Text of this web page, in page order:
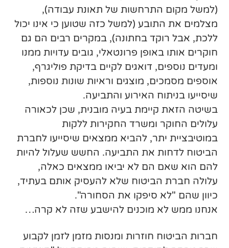
(למשל מקום התרחשות של תאונת עבודה),
מצלמים את התובע (למשל כזה שטוען כי אינו יכול
ללכת, אבל רוקד בחתונה), במקרים רבים הם גם
חוקרים אותו באופן פרונטאלי, גובים עדויות ממנו
ומעדים נוספים, דואגים לקיים בדיקת פוליגרף,
אוספים מסמכים, מוצגים וראיות שונות נוספות,
שיסייעו בניתוח האירוע והתביעה.
בשיטה הזאת קיימת בעיה מובנית, שכן לכאורה
עלולים החוקר ומשרד החקירות ללקות
במוטיבציית יתר, להביא ממצאים שיסייעו לחברת
הביטוח לדחות את התביעה. החשש שעלול להיות
להם הוא שאם הם לא יביאו ממצאים כאלה,
עלולה חברת הביטוח שלא להעסיק אותם בעתיד,
כיוון שהם "לא סיפקו את הסחורה".
אנחנו ממש לא מוכנים להישבע שזה לא קרה…
חברות הביטוח חוזרות ומנסות מזמן לזמן לקבוע